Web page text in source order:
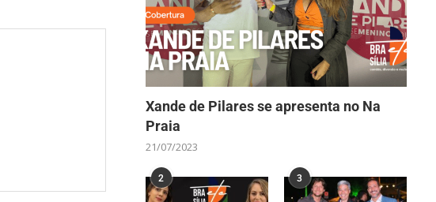
Xande de Pilares se apresenta no Na
Praia
21/07/2023
2 3